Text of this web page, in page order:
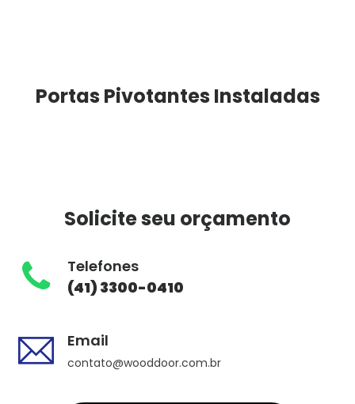
Portas Pivotantes Instaladas
Solicite seu orçamento
Telefones
(41) 3300-0410
Email
contato@wooddoor.com.br